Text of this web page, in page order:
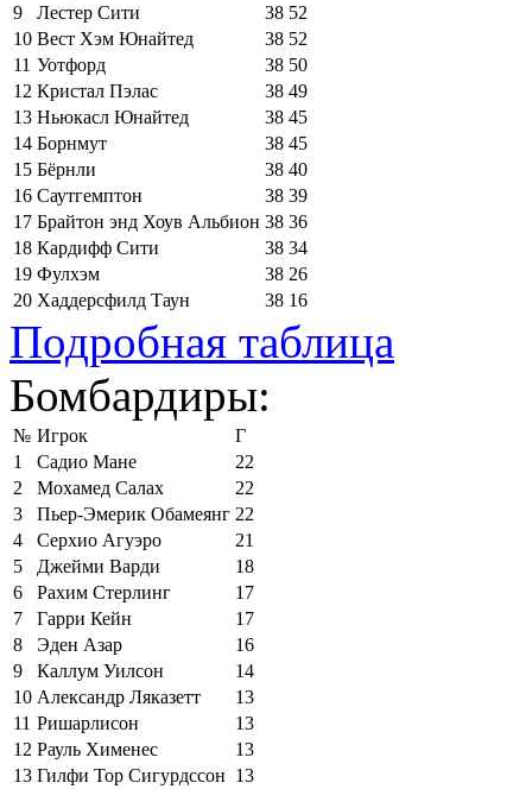
9
Лестер Сити 38 52
10 Вест Хэм Юнайтед 38 52
11 Уотфорд 38 50
12 Кристал Пэлас 38 49
13 Ньюкасл Юнайтед 38 45
14 Борнмут 38 45
15 Бёрнли 38 40
16 Саутгемптон 38 39
17 Брайтон энд Хоув Альбион 38 36
18 Кардифф Сити 38 34
19 Фулхэм 38 26
20 Хаддерсфилд Таун 38 16
Подробная таблица
Бомбардиры:
№ Игрок
Г
1
Садио Мане
22
2
Мохамед Салах
22
3
Пьер-Эмерик Обамеянг 22
4
Серхио Агуэро
21
5
Джейми Варди
18
6
Рахим Стерлинг
17
7
Гарри Кейн
17
8
Эден Азар
16
9
Каллум Уилсон
14
10 Александр Ляказетт
13
11 Ришарлисон
13
12 Рауль Хименес
13
13 Гилфи Тор Сигурдссон 13